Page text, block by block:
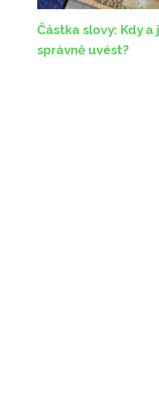
Částka slovy: Kdy a
správně uvést?